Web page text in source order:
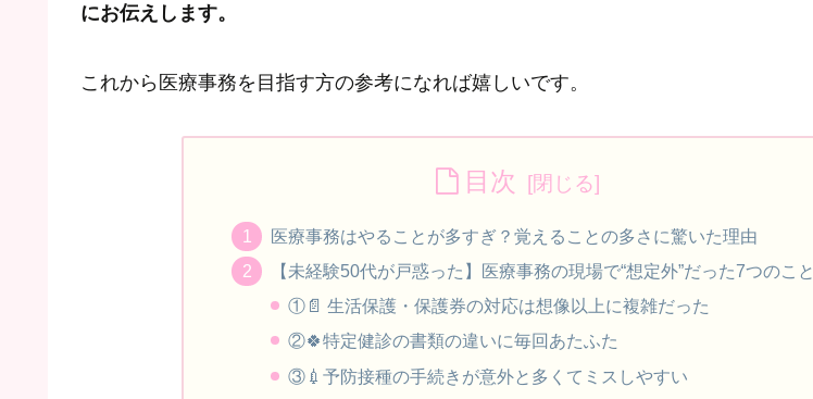
にお伝えします。
これから医療事務を目指す方の参考になれば嬉しいです。
目次
医療事務はやることが多すぎ？覚えることの多さに驚いた理由
【未経験50代が戸惑った】医療事務の現場で“想定外”だった7つのこと
①📄 生活保護・保護券の対応は想像以上に複雑だった
②🍀特定健診の書類の違いに毎回あたふた
③💉予防接種の手続きが意外と多くてミスしやすい